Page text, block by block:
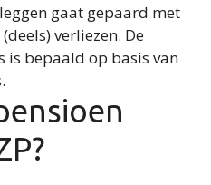
gaat gepaard met
verliezen. De
is bepaald op basis van